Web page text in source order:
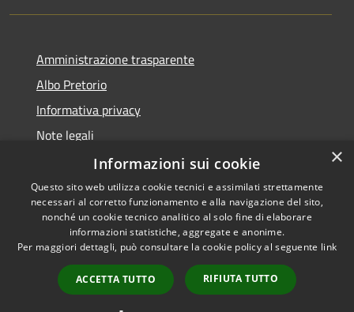
Amministrazione trasparente
Albo Pretorio
Informativa privacy
Note legali
Dichiarazione di accessibilità
RSS
Accessibilità
Copyright © 2021 • Città
di San Benedetto Po •
Powered byMunicipium
Accesso redazione
×
Informazioni sui cookie
Questo sito web utilizza cookie tecnici e assimilati strettamente
necessari al corretto funzionamento e alla navigazione del sito,
nonché un cookie tecnico analitico al solo fine di elaborare
informazioni statistiche, aggregate e anonime.
Per maggiori dettagli, può consultare la cookie policy al seguente link
ACCETTA TUTTO RIFIUTA TUTTO